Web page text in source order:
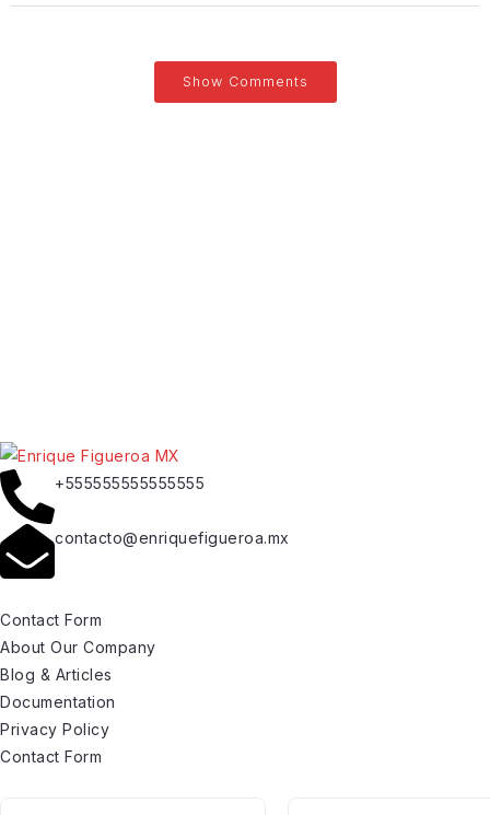
Show Comments
+555555555555555
contacto@enriquefigueroa.mx
Contact Form
About Our Company
Blog & Articles
Documentation
Privacy Policy
Contact Form